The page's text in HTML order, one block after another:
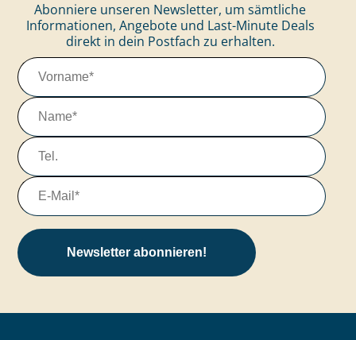
Abonniere unseren Newsletter, um sämtliche
Informationen, Angebote und Last-Minute Deals
direkt in dein Postfach zu erhalten.
Newsletter abonnieren!